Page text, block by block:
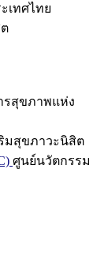
เทศไทย
รสุขภาพแห่ง
มสุขภาวะนิสิต
ศูนย์นวัตกรรม